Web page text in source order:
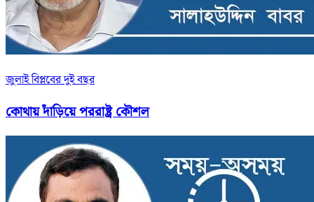
জুলাই বিপ্লবের দুই বছর
কোথায় দাঁড়িয়ে পররাষ্ট্র কৌশল